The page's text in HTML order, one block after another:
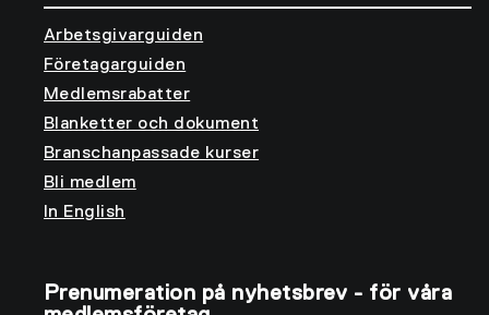
Arbetsgivarguiden
Företagarguiden
Medlemsrabatter
Blanketter och dokument
Branschanpassade kurser
Bli medlem
In English
Prenumeration på nyhetsbrev - för våra